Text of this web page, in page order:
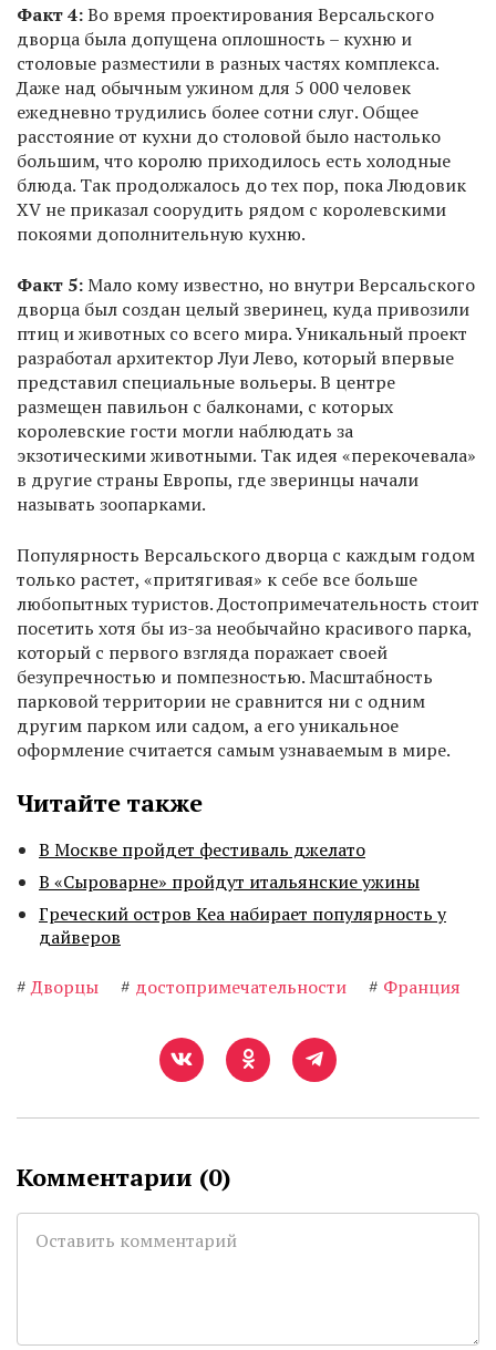
Факт 4:Во время проектирования Версальского
дворца была допущена оплошность – кухню и
столовые разместили в разных частях комплекса.
Даже над обычным ужином для 5 000 человек
ежедневно трудились более сотни слуг. Общее
расстояние от кухни до столовой было настолько
большим, что королю приходилось есть холодные
блюда. Так продолжалось до тех пор, пока Людовик
XV не приказал соорудить рядом с королевскими
покоями дополнительную кухню.
Факт 5:Мало кому известно, но внутри Версальского
дворца был создан целый зверинец, куда привозили
птиц и животных со всего мира. Уникальный проект
разработал архитектор Луи Лево, который впервые
представил специальные вольеры. В центре
размещен павильон с балконами, с которых
королевские гости могли наблюдать за
экзотическими животными. Так идея «перекочевала»
в другие страны Европы, где зверинцы начали
называть зоопарками.
Популярность Версальского дворца с каждым годом
только растет, «притягивая» к себе все больше
любопытных туристов. Достопримечательность стоит
посетить хотя бы из-за необычайно красивого парка,
который с первого взгляда поражает своей
безупречностью и помпезностью. Масштабность
парковой территории не сравнится ни с одним
другим парком или садом, а его уникальное
оформление считается самым узнаваемым в мире.
Читайте также
В Москве пройдет фестиваль джелато
В «Сыроварне» пройдут итальянские ужины
Греческий остров Кеа набирает популярность у
дайверов
# Дворцы # достопримечательности # Франция
Комментарии (0)